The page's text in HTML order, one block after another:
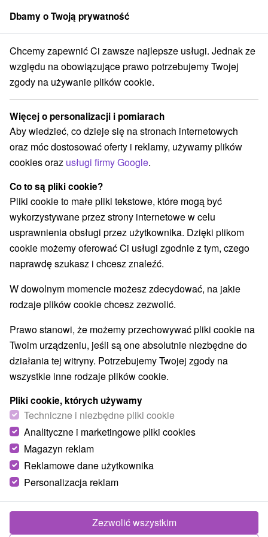
członek grupySorger
Atrakcje na Słowacji Zamki, pałace, ruiny Slovenský Kras
Zamki, pałace, ruiny Slovenský
Kras
Kategorie
Wszystkie kategorie
Jaskinie(7)
Atrakcje turystyczne(6)
Zabytki techniki(3) Pomniki(1) Wodospady(2)
Zamki, pałace, ruiny(4) Chaty górskie(1) Zamki
Miejsca sakralne(3) Parki miejskie i zamkowe(1)
Źródła (1) Túry a turistické chodníky(1)
Turňa nad Bodvou(1) Krásnohorské Podhradie
Zamek Turnian
Košický kraj -Turňa nad Bodvou
Ruiny zamku znajdują się nad miejscowością Turňa nad
Dbamy o Twoją prywatność
Chcemy zapewnić Ci zawsze najlepsze usługi. Jednak ze
względu na obowiązujące prawo potrzebujemy Twojej
zgody na używanie plików cookie.
Więcej o personalizacji i pomiarach
Aby wiedzieć, co dzieje się na stronach internetowych
oraz móc dostosować oferty i reklamy, używamy plików
cookies oraz usługi firmy Google.
Co to są pliki cookie?
Pliki cookie to małe pliki tekstowe, które mogą być
wykorzystywane przez strony internetowe w celu
usprawnienia obsługi przez użytkownika. Dzięki plikom
cookie możemy oferować Ci usługi zgodnie z tym, czego
naprawdę szukasz i chcesz znaleźć.
W dowolnym momencie możesz zdecydować, na jakie
rodzaje plików cookie chcesz zezwolić.
Prawo stanowi, że możemy przechowywać pliki cookie na
Twoim urządzeniu, jeśli są one absolutnie niezbędne do
działania tej witryny. Potrzebujemy Twojej zgody na
wszystkie inne rodzaje plików cookie.
Pliki cookie, których używamy
Techniczne i niezbędne pliki cookie
Analityczne i marketingowe pliki cookies
Magazyn reklam
Reklamowe dane użytkownika
Personalizacja reklam
Zezwolić wszystkim